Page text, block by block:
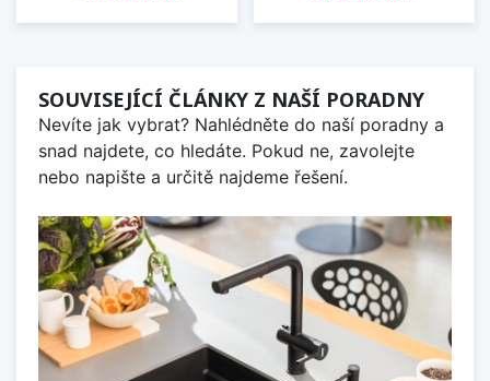
SOUVISEJÍCÍ ČLÁNKY Z NAŠÍ PORADNY
Nevíte jak vybrat? Nahlédněte do naší poradny a
snad najdete, co hledáte. Pokud ne, zavolejte
nebo napište a určitě najdeme řešení.